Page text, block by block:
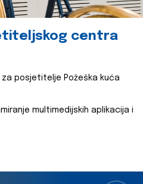
centra
posjetitelje Požeška kuća
multimedijskih aplikacija i